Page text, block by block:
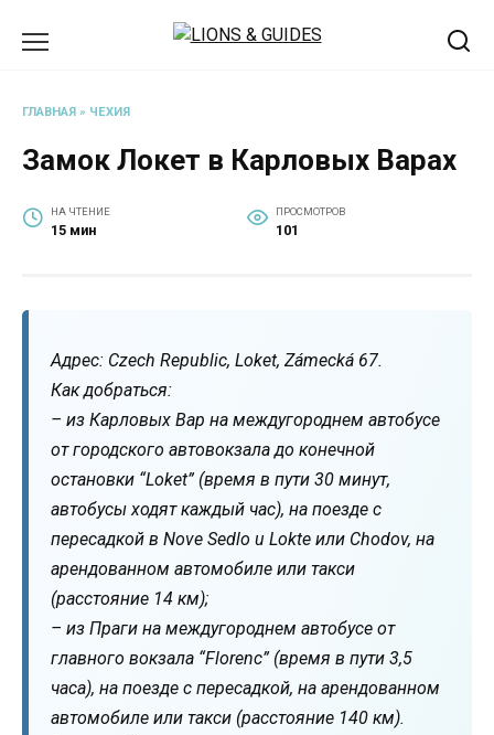
ГЛАВНАЯ » ЧЕХИЯ
Замок Локет в Карловых Варах
НА ЧТЕНИЕ
15 мин
ПРОСМОТРОВ
101
Адрес: Czech Republic, Loket, Zámecká 67.
Как добраться:
– из Карловых Вар на междугороднем автобусе
от городского автовокзала до конечной
остановки “Loket” (время в пути 30 минут,
автобусы ходят каждый час), на поезде с
пересадкой в Nove Sedlo u Lokte или Chodov, на
арендованном автомобиле или такси
(расстояние 14 км);
– из Праги на междугороднем автобусе от
главного вокзала “Florenc” (время в пути 3,5
часа), на поезде с пересадкой, на арендованном
автомобиле или такси (расстояние 140 км).